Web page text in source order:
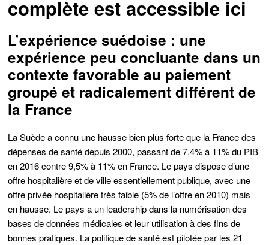
complète est accessible ici
L’expérience suédoise : une
expérience peu concluante dans un
contexte favorable au paiement
groupé et radicalement différent de
la France
La Suède a connu une hausse bien plus forte que la France des
dépenses de santé depuis 2000, passant de 7,4% à 11% du PIB
en 2016 contre 9,5% à 11% en France. Le pays dispose d’une
offre hospitalière et de ville essentiellement publique, avec une
offre privée hospitalière très faible (5% de l’offre en 2010) mais
en hausse. Le pays a un leadership dans la numérisation des
bases de données médicales et leur utilisation à des fins de
bonnes pratiques. La politique de santé est pilotée par les 21